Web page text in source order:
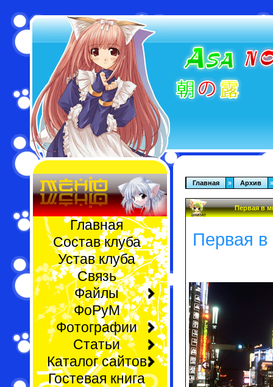
Главная
Состав клуба
Устав клуба
Связь
Файлы
ФоРуМ
Фотографии
Статьи
Каталог сайтов
Гостевая книга
Главная » Архив
Первая в
Первая в